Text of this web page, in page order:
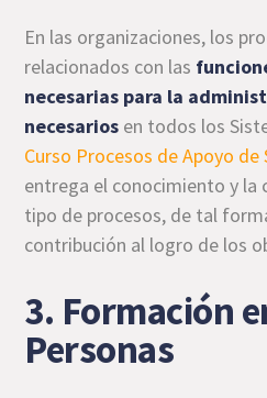
En las organizaciones, los
relacionados con las
necesarias para la
necesarios en todos los
Curso Procesos de Apoyo
entrega el conocimiento y la
tipo de procesos, de tal
contribución al logro de los
3. Formación
Personas